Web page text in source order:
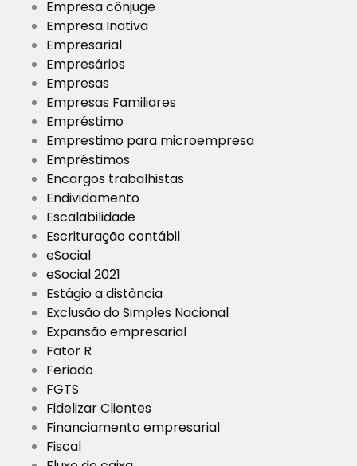
Empresa cônjuge
Empresa Inativa
Empresarial
Empresários
Empresas
Empresas Familiares
Empréstimo
Emprestimo para microempresa
Empréstimos
Encargos trabalhistas
Endividamento
Escalabilidade
Escrituração contábil
eSocial
eSocial 2021
Estágio a distância
Exclusão do Simples Nacional
Expansão empresarial
Fator R
Feriado
FGTS
Fidelizar Clientes
Financiamento empresarial
Fiscal